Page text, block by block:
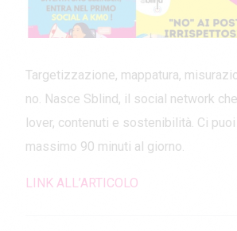
Targetizzazione, mappatura,
no. Nasce Sblind, il social network
lover, contenuti e sostenibilità. Ci puoi
massimo 90 minuti al giorno.
LINK ALL’ARTICOLO